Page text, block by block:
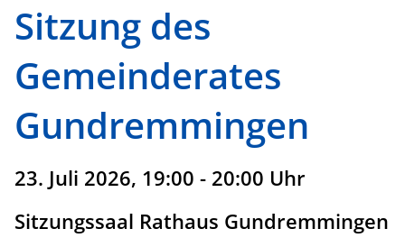
Sitzung des
Gemeinderates
Gundremmingen
23. Juli 2026, 19:00 - 20:00 Uhr
Sitzungssaal Rathaus Gundremmingen